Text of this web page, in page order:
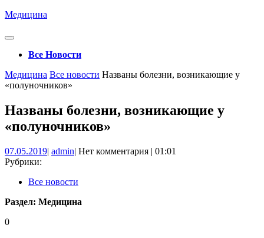
Перейти
содержимому
Медицина
Кнопка
ОткрытьВсе Новости
Кнопка
Закрыть
Медицина Все новости Названы болезни, возникающие у
«полуночников»
Названы болезни, возникающие у
«полуночников»
07.05.201907.05.2019
| adminadmin
| Нет комментария | 01:01
Рубрики:
Все новости
Раздел: Медицина
0